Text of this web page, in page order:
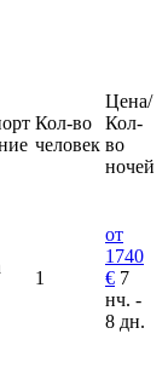
Кол-во
человек
Цена/
Кол-
во
ночей
1
от
1740
€ 7
нч. -
8 дн.